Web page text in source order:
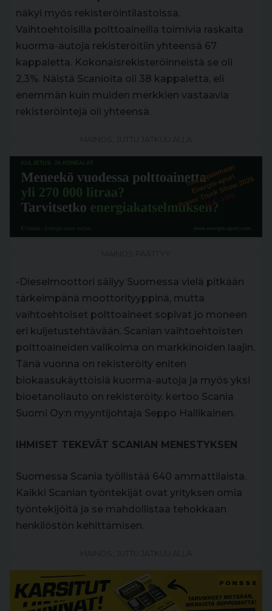
näkyi myös rekisteröintilastoissa.
Vaihtoehtoisilla polttoaineilla toimivia raskaita
kuorma-autoja rekisteröitiin yhteensä 67
kappaletta. Kokonaisrekisteröinneistä se oli
2,3%. Näistä Scanioita oli 38 kappaletta, eli
enemmän kuin muiden merkkien vastaavia
rekisteröintejä oli yhteensä.
-Dieselmoottori säilyy Suomessa vielä pitkään
tärkeimpänä moottorityyppinä, mutta
vaihtoehtoiset polttoaineet sopivat jo moneen
eri kuljetustehtävään. Scanian vaihtoehtoisten
polttoaineiden valikoima on markkinoiden laajin.
Tänä vuonna on rekisteröity eniten
biokaasukäyttöisiä kuorma-autoja ja myös yksi
bioetanoliauto on rekisteröity. kertoo Scania
Suomi Oy:n myyntijohtaja Seppo Hallikainen.
IHMISET TEKEVÄT SCANIAN MENESTYKSEN
Suomessa Scania työllistää 640 ammattilaista.
Kaikki Scanian työntekijät ovat yrityksen omia
työntekijöitä ja se mahdollistaa tehokkaan
henkilöstön kehittämisen.